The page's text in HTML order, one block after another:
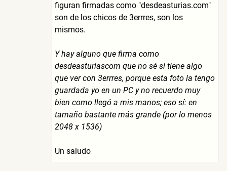
figuran firmadas como "desdeasturias.com"
son de los chicos de 3errres, son los
mismos.
Y hay alguno que firma como
desdeasturiascom que no sé si tiene algo
que ver con 3errres, porque esta foto la tengo
guardada yo en un PC y no recuerdo muy
bien como llegó a mis manos; eso sí: en
tamaño bastante más grande (por lo menos
2048 x 1536)
Un saludo